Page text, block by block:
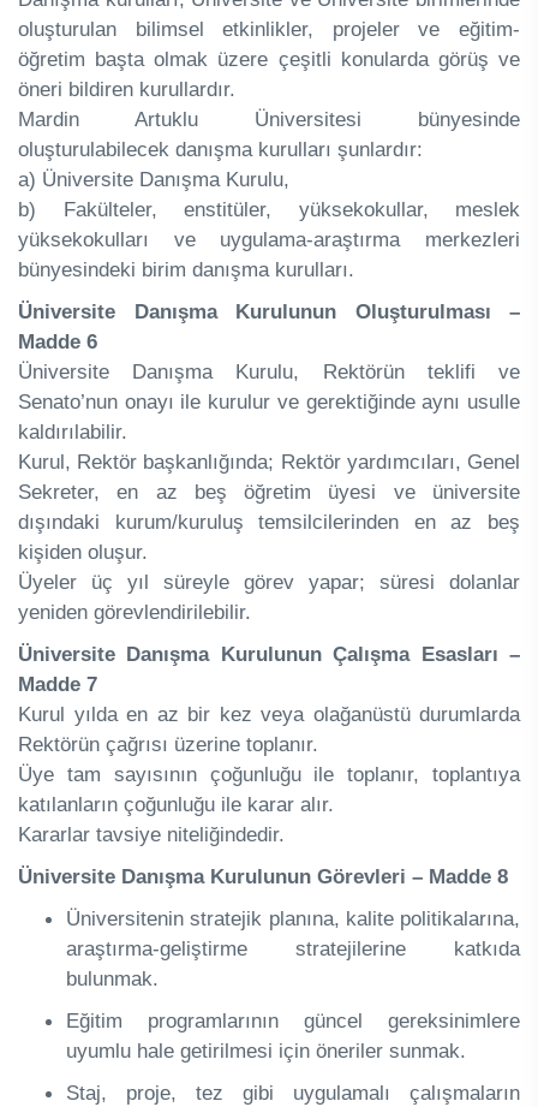
oluşturulan bilimsel etkinlikler, projeler ve eğitim-
öğretim başta olmak üzere çeşitli konularda görüş ve
öneri bildiren kurullardır.
Mardin Artuklu Üniversitesi bünyesinde
oluşturulabilecek danışma kurulları şunlardır:
a) Üniversite Danışma Kurulu,
b) Fakülteler, enstitüler, yüksekokullar, meslek
yüksekokulları ve uygulama-araştırma merkezleri
bünyesindeki birim danışma kurulları.
Üniversite Danışma Kurulunun Oluşturulması –
Madde 6
Üniversite Danışma Kurulu, Rektörün teklifi ve
Senato’nun onayı ile kurulur ve gerektiğinde aynı usulle
kaldırılabilir.
Kurul, Rektör başkanlığında; Rektör yardımcıları, Genel
Sekreter, en az beş öğretim üyesi ve üniversite
dışındaki kurum/kuruluş temsilcilerinden en az beş
kişiden oluşur.
Üyeler üç yıl süreyle görev yapar; süresi dolanlar
yeniden görevlendirilebilir.
Üniversite Danışma Kurulunun Çalışma Esasları –
Madde 7
Kurul yılda en az bir kez veya olağanüstü durumlarda
Rektörün çağrısı üzerine toplanır.
Üye tam sayısının çoğunluğu ile toplanır, toplantıya
katılanların çoğunluğu ile karar alır.
Kararlar tavsiye niteliğindedir.
Üniversite Danışma Kurulunun Görevleri – Madde 8
Üniversitenin stratejik planına, kalite politikalarına,
araştırma-geliştirme stratejilerine katkıda
bulunmak.
Eğitim programlarının güncel gereksinimlere
uyumlu hale getirilmesi için öneriler sunmak.
Staj, proje, tez gibi uygulamalı çalışmaların